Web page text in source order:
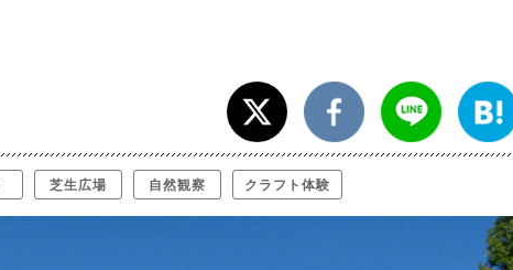
芝生広場 自然観察 クラフト体験